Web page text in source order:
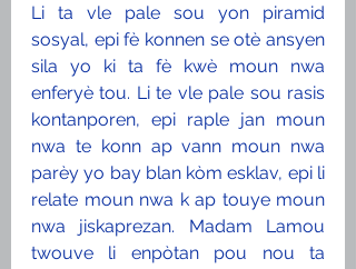
Li ta vle pale sou yon piramid
sosyal, epi fè konnen se otè ansyen
sila yo ki ta fè kwè moun nwa
enferyè tou. Li te vle pale sou rasis
kontanporen, epi raple jan moun
nwa te konn ap vann moun nwa
parèy yo bay blan kòm esklav, epi li
relate moun nwa k ap touye moun
nwa jiskaprezan. Madam Lamou
twouve li enpòtan pou nou ta